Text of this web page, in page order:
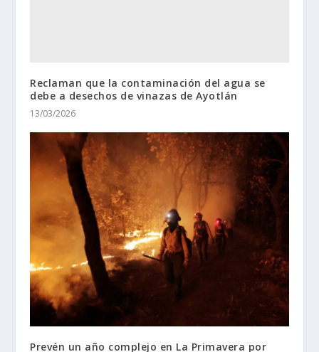
Reclaman que la contaminación del agua se
debe a desechos de vinazas de Ayotlán
13/03/2026
Prevén un año complejo en La Primavera por